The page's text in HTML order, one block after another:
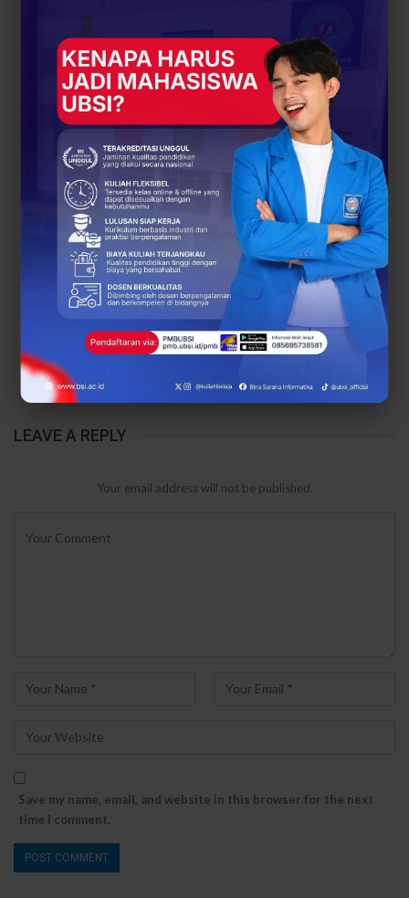
Papers ICAISD 2026,
Dorong Riset Teknologi
dan Keamanan Siber…
UBSI Cengkareng Gelar
Open Booth Spesial
dengan Beasiswa…
BERITA
Dari Catatan Manual
Menuju Digital, UBSI
Bantu Bank Sampah
Mawar Burangrang
Kelola…
Dari Sampah Jadi
Rupiah, UBSI Bantu
Bank Sampah Mawar
Burangrang Go Digital
Lewat…
NEXT
LEAVE A REPLY
Your email address will not be published.
Save my name, email, and website in this browser for the next
time I comment.